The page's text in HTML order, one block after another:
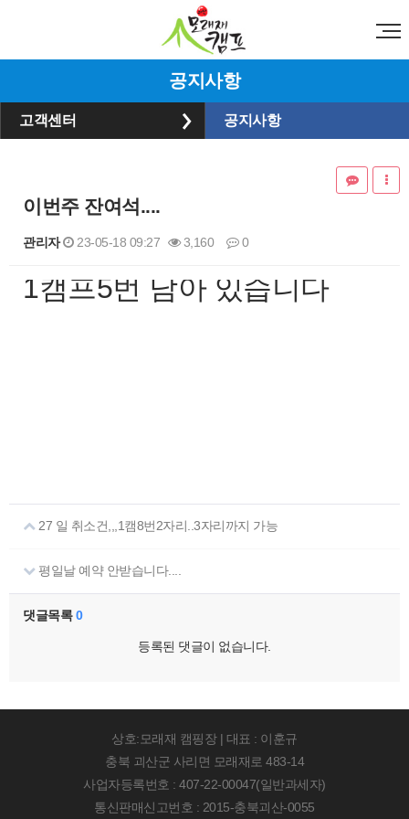
공지사항
고객센터 공지사항
이번주 잔여석....
관리자 23-05-18 09:27 3,160 0
본문
1캠프5번 남아 있습니다
27 일 취소건,,,1캠8번2자리..3자리까지 가능
평일날 예약 안받습니다....
댓글목록0
등록된 댓글이 없습니다.
상호:모래재 캠핑장 | 대표 : 이훈규
충북 괴산군 사리면 모래재로 483-14
사업자등록번호 : 407-22-00047(일반과세자)
통신판매신고번호 : 2015-충북괴산-0055